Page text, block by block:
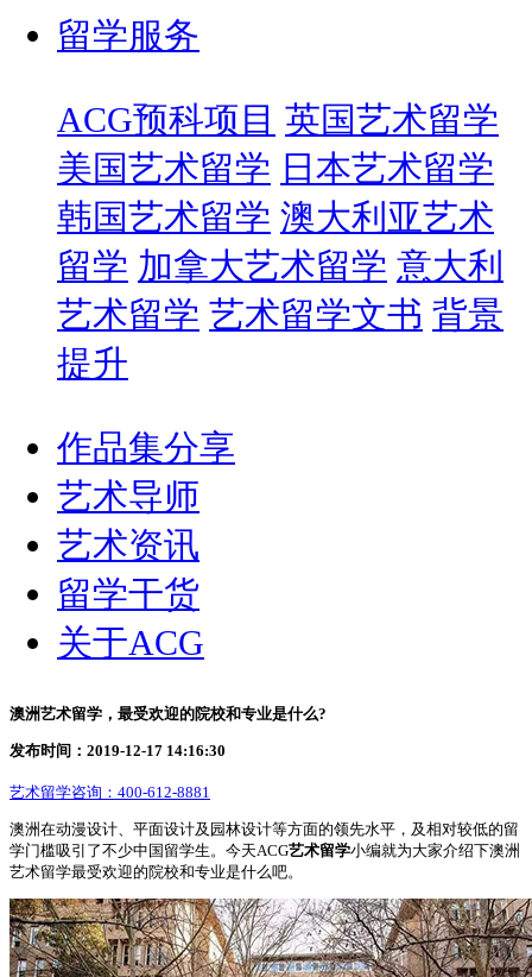
留学服务
ACG预科项目 英国艺术留学
美国艺术留学 日本艺术留学
韩国艺术留学 澳大利亚艺术
留学 加拿大艺术留学 意大利
艺术留学 艺术留学文书 背景
提升
作品集分享
艺术导师
艺术资讯
留学干货
关于ACG
澳洲艺术留学，最受欢迎的院校和专业是什么?
发布时间：2019-12-17 14:16:30
艺术留学咨询： 400-612-8881
澳洲在动漫设计、平面设计及园林设计等方面的领先水平，及相对较低的留
学门槛吸引了不少中国留学生。今天ACG艺术留学小编就为大家介绍下澳洲
艺术留学最受欢迎的院校和专业是什么吧。